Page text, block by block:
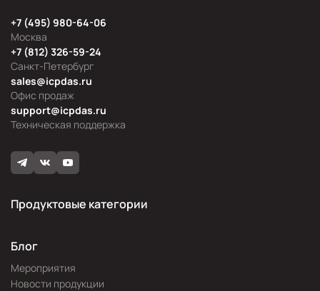
Москва
+7 (495) 980-64-06
Офис продаж
sales@icpdas.ru
Санкт-Петербург
+7 (812) 326-59-24
Техническая поддержка
support@icpdas.ru
Продуктовые категории
Блог
Мероприятия
Новости продукции